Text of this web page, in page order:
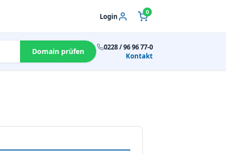
Login 0
Domain prüfen
0228 / 96 96 77-0
Kontakt